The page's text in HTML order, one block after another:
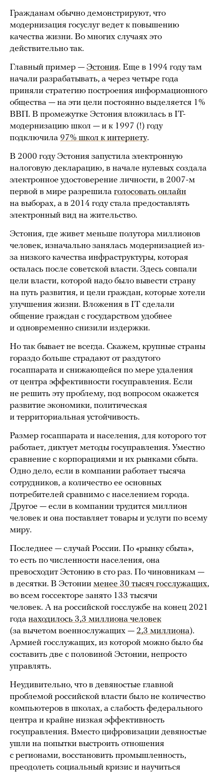
Гражданам обычно демонстрируют, что
модернизация госуслуг ведет к повышению
качества жизни. Во многих случаях это
действительно так.
Главный пример — Эстония. Еще в 1994 году там
начали разрабатывать, а через четыре года
приняли стратегию построения информационного
общества — на эти цели постоянно выделяется 1%
ВВП. В промежутке Эстония вложилась в IT-
модернизацию школ — и к 1997 (!) году
подключила 97% школ к интернету.
В 2000 году Эстония запустила электронную
налоговую декларацию, в начале нулевых создала
электронное удостоверение личности, в 2007-м
первой в мире разрешила голосовать онлайн
на выборах, а в 2014 году стала предоставлять
электронный вид на жительство.
Эстония, где живет меньше полутора миллионов
человек, изначально занялась модернизацией из-
за низкого качества инфраструктуры, которая
осталась после советской власти. Здесь совпали
цели власти, которой надо было вывести страну
на путь развития, и цели граждан, которые хотели
улучшения жизни. Вложения в IT сделали
общение граждан с государством удобнее
и одновременно снизили издержки.
Но так бывает не всегда. Скажем, крупные страны
гораздо больше страдают от раздутого
госаппарата и снижающейся по мере удаления
от центра эффективности госуправления. Если
не решить эту проблему, под вопросом окажется
развитие экономики, политическая
и территориальная устойчивость.
Размер госаппарата и населения, для которого тот
работает, диктует методы госуправления. Уместно
сравнение с корпорациями и их рынками сбыта.
Одно дело, если в компании работает тысяча
сотрудников, а количество ее основных
потребителей сравнимо с населением города.
Другое — если в компании трудится миллион
человек и она поставляет товары и услуги по всему
миру.
Последнее — случай России. По «рынку сбыта»,
то есть по численности населения, она
превосходит Эстонию в сто раз. По чиновникам —
в десятки. В Эстонии менее 30 тысяч госслужащих,
во всем госсекторе занято 133 тысячи
человек. А на российской госслужбе на конец 2021
года находилось 3,3 миллиона человек
(за вычетом военнослужащих — 2,3 миллиона).
Армией госслужащих, из которой можно было бы
составить две с половиной Эстонии, непросто
управлять.
Неудивительно, что в девяностые главной
проблемой российской власти было не количество
компьютеров в школах, а слабость федерального
центра и крайне низкая эффективность
госуправления. Вместо цифровизации девяностые
ушли на попытки выстроить отношения
с регионами, восстановить промышленность,
преодолеть социальный кризис и научиться